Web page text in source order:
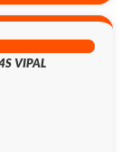
VIPAL